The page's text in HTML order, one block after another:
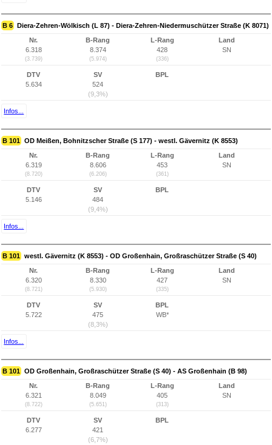
B 6 Diera-Zehren-Wölkisch (L 87) - Diera-Zehren-Niedermuschützer Straße (K 8071)
Nr.
6.318
(3.739)
B-Rang
8.374
(5.974)
L-Rang
428
(336)
Land
SN
DTV
5.634
SV
524
(9,3%)
BPL
Infos...
B 101 OD Meißen, Bohnitzscher Straße (S 177) - westl. Gävernitz (K 8553)
Nr.
6.319
(8.720)
B-Rang
8.606
(6.206)
L-Rang
453
(361)
Land
SN
DTV
5.146
SV
484
(9,4%)
BPL
Infos...
B 101 westl. Gävernitz (K 8553) - OD Großenhain, Großraschützer Straße (S 40)
Nr.
6.320
(8.721)
B-Rang
8.330
(5.930)
L-Rang
427
(335)
Land
SN
DTV
5.722
SV
475
(8,3%)
BPL
WB*
Infos...
B 101 OD Großenhain, Großraschützer Straße (S 40) - AS Großenhain (B 98)
Nr.
6.321
(8.722)
B-Rang
8.049
(5.651)
L-Rang
405
(313)
Land
SN
DTV
6.277
SV
421
(6,7%)
BPL